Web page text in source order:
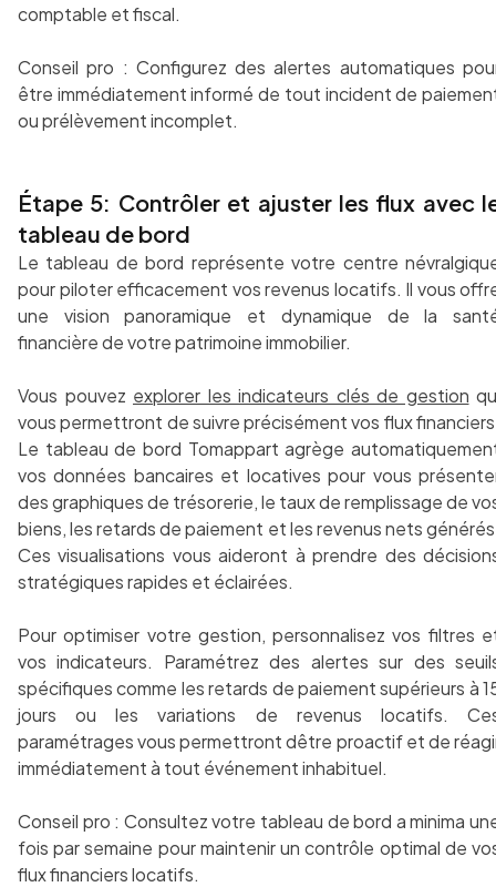
comptable et fiscal.
Conseil pro : Configurez des alertes automatiques
être immédiatement informé de tout incident de
ou prélèvement incomplet.
Étape 5: Contrôler et ajuster les flux avec
tableau de bord
Le tableau de bord représente votre centre
pour piloter efficacement vos revenus locatifs. Il vous
une vision panoramique et dynamique de la
financière de votre patrimoine immobilier.
Vous pouvez explorer les indicateurs clés de gestion
vous permettront de suivre précisément vos flux
Le tableau de bord Tomappart agrège
vos données bancaires et locatives pour vous
des graphiques de trésorerie, le taux de remplissage de
biens, les retards de paiement et les revenus nets
Ces visualisations vous aideront à prendre des
stratégiques rapides et éclairées.
Pour optimiser votre gestion, personnalisez vos filtres
vos indicateurs. Paramétrez des alertes sur des
spécifiques comme les retards de paiement supérieurs à
jours ou les variations de revenus locatifs.
paramétrages vous permettront dêtre proactif et de
immédiatement à tout événement inhabituel.
Conseil pro : Consultez votre tableau de bord a minima
fois par semaine pour maintenir un contrôle optimal de
flux financiers locatifs.